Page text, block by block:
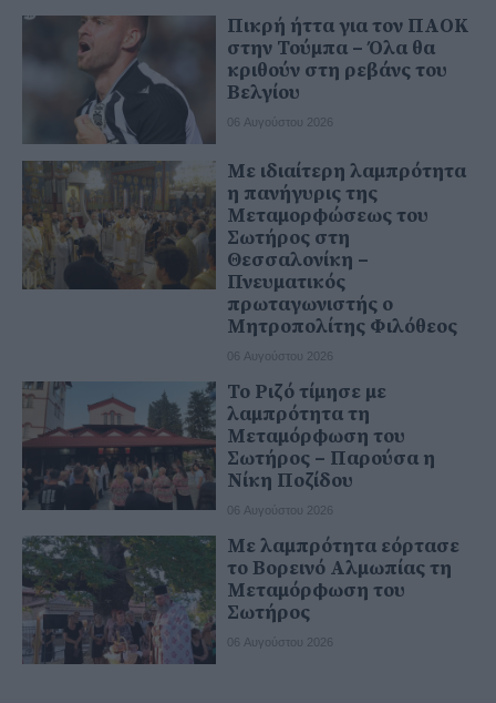
Πικρή ήττα για τον ΠΑΟΚ
στην Τούμπα – Όλα θα
κριθούν στη ρεβάνς του
Βελγίου
06 Αυγούστου 2026
Με ιδιαίτερη λαμπρότητα
η πανήγυρις της
Μεταμορφώσεως του
Σωτήρος στη
Θεσσαλονίκη –
Πνευματικός
πρωταγωνιστής ο
Μητροπολίτης Φιλόθεος
06 Αυγούστου 2026
Το Ριζό τίμησε με
λαμπρότητα τη
Μεταμόρφωση του
Σωτήρος – Παρούσα η
Νίκη Ποζίδου
06 Αυγούστου 2026
Με λαμπρότητα εόρτασε
το Βορεινό Αλμωπίας τη
Μεταμόρφωση του
Σωτήρος
06 Αυγούστου 2026